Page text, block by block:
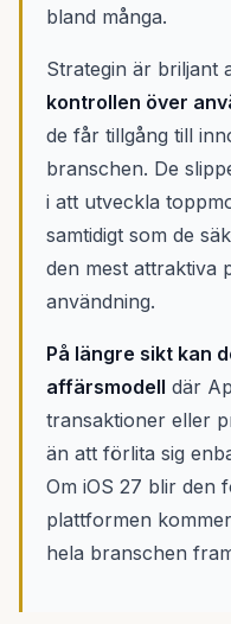
bland många.
Strategin är briljant
kontrollen över
de får tillgång till
branschen. De
i att utveckla
samtidigt som de
den mest attraktiva
användning.
På längre sikt kan
affärsmodell där
transaktioner eller
än att förlita sig
Om iOS 27 blir den
plattformen
hela branschen